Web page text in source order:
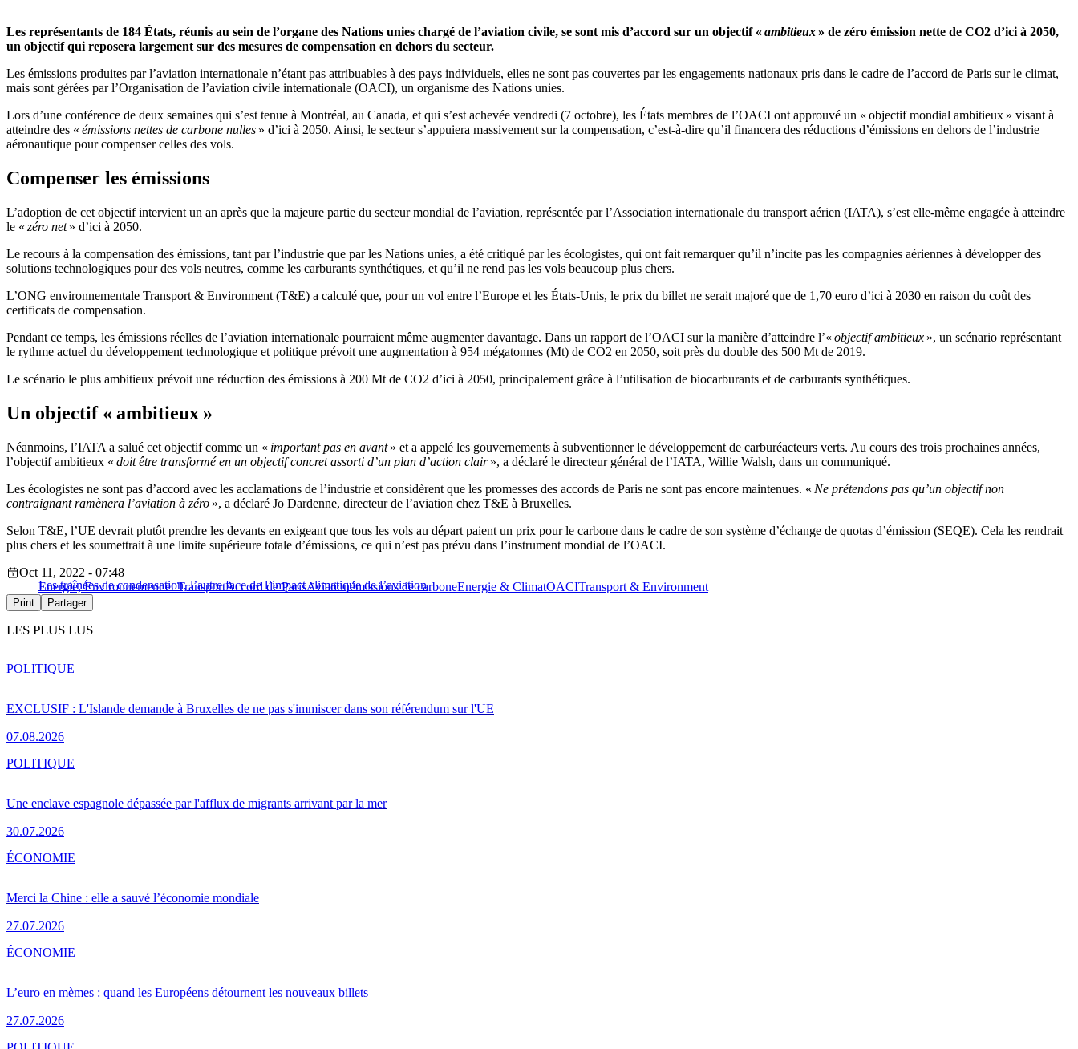
Les représentants de 184 États, réunis au sein de l’organe des Nations unies chargé de l’aviation civile, se sont mis d’accord sur un objectif «ambitieux» de zéro émission nette de CO2 d’ici à 2050,
un objectif qui reposera largement sur des mesures de compensation en dehors du secteur.
Les émissions produites par l’aviation internationale n’étant pas attribuables à des pays individuels, elles ne sont pas couvertes par les engagements nationaux pris dans le cadre de l’accord de Paris sur le climat,
mais sont gérées par l’Organisation de l’aviation civile internationale (OACI), un organisme des Nations unies.
Lors d’une conférence de deux semaines qui s’est tenue à Montréal, au Canada, et qui s’est achevée vendredi (7 octobre), les États membres de l’OACI ont approuvé un « objectif mondial ambitieux » visant à
atteindre des « émissions nettes de carbone nulles » d’ici à 2050. Ainsi, le secteur s’appuiera massivement sur la compensation, c’est-à-dire qu’il financera des réductions d’émissions en dehors de l’industrie
aéronautique pour compenser celles des vols.
Compenser les émissions
L’adoption de cet objectif intervient un an après que la majeure partie du secteur mondial de l’aviation, représentée par l’Association internationale du transport aérien (IATA), s’est elle-même engagée à atteindre
le « zéro net» d’ici à 2050.
Le recours à la compensation des émissions, tant par l’industrie que par les Nations unies, a été critiqué par les écologistes, qui ont fait remarquer qu’il n’incite pas les compagnies aériennes à développer des
solutions technologiques pour des vols neutres, comme les carburants synthétiques, et qu’il ne rend pas les vols beaucoup plus chers.
L’ONG environnementale Transport & Environment (T&E) a calculé que, pour un vol entre l’Europe et les États-Unis, le prix du billet ne serait majoré que de 1,70 euro d’ici à 2030 en raison du coût des
certificats de compensation.
Pendant ce temps, les émissions réelles de l’aviation internationale pourraient même augmenter davantage. Dans un rapport de l’OACI sur la manière d’atteindre l’« objectif ambitieux », un scénario représentant
le rythme actuel du développement technologique et politique prévoit une augmentation à 954 mégatonnes (Mt) de CO2 en 2050, soit près du double des 500 Mt de 2019.
Le scénario le plus ambitieux prévoit une réduction des émissions à 200 Mt de CO2 d’ici à 2050, principalement grâce à l’utilisation de biocarburants et de carburants synthétiques.
Un objectif « ambitieux »
Néanmoins, l’IATA a salué cet objectif comme un « important pas en avant» et a appelé les gouvernements à subventionner le développement de carburéacteurs verts. Au cours des trois prochaines années,
l’objectif ambitieux « doit être transformé en un objectif concret assorti d’un plan d’action clair», a déclaré le directeur général de l’IATA, Willie Walsh, dans un communiqué.
Les écologistes ne sont pas d’accord avec les acclamations de l’industrie et considèrent que les promesses des accords de Paris ne sont pas encore maintenues. « Ne prétendons pas qu’un objectif non
contraignant ramènera l’aviation à zéro », a déclaré Jo Dardenne, directeur de l’aviation chez T&E à Bruxelles.
Selon T&E, l’UE devrait plutôt prendre les devants en exigeant que tous les vols au départ paient un prix pour le carbone dans le cadre de son système d’échange de quotas d’émission (SEQE). Cela les rendrait
plus chers et les soumettrait à une limite supérieure totale d’émissions, ce qui n’est pas prévu dans l’instrument mondial de l’OACI.
Les traînées de condensation, l’autre face de l’impact climatique de l’aviation
Oct 11, 2022 - 07:48
Energie, Environnement et TransportAccord de ParisAviationémissions de carboneEnergie & ClimatOACITransport & Environment
Print Partager
LES PLUS LUS
EXCLUSIF : L'Islande demande à Bruxelles de ne pas s'immiscer dans son référendum sur l'UE
07.08.2026
POLITIQUE
Une enclave espagnole dépassée par l'afflux de migrants arrivant par la mer
30.07.2026
POLITIQUE
Merci la Chine : elle a sauvé l’économie mondiale
27.07.2026
ÉCONOMIE
L’euro en mèmes : quand les Européens détournent les nouveaux billets
27.07.2026
ÉCONOMIE